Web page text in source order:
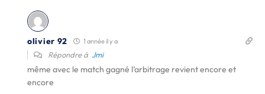
olivier 92 1 année il y a
Répondre à Jmi
même avec le match gagné l’arbitrage revient encore et
encore